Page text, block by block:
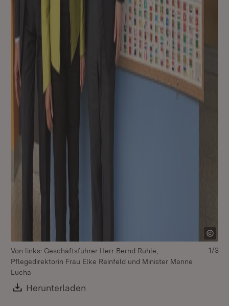
Von links: Geschäftsführer Herr Bernd Rühle,
Pflegedirektorin Frau Elke Reinfeld und Minister Manne
Lucha
Download:
Herunterladen
1/3